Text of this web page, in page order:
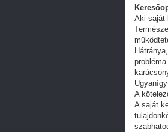
Aki saját
A
A saját